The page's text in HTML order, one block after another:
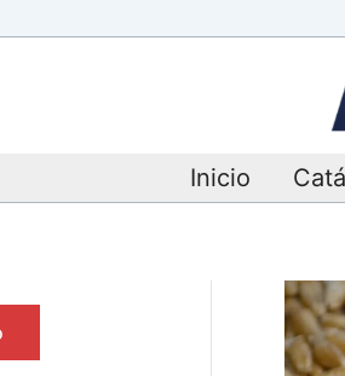
Inicio